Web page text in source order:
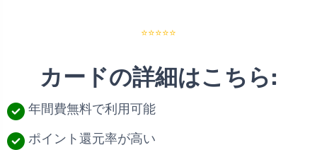
⭐⭐⭐⭐⭐
カードの詳細はこちら:
年間費無料で利用可能
ポイント還元率が高い